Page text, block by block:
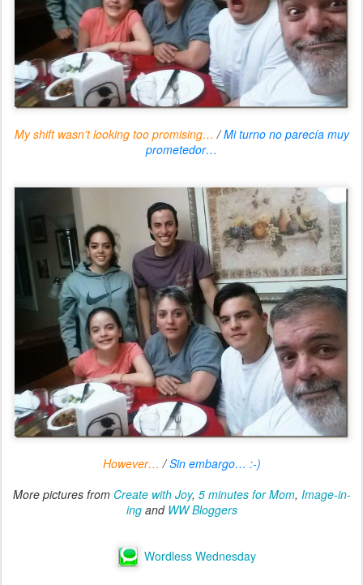
My shift wasn’t looking too promising… /Mi turno no parecía muy
prometedor…
However… /Sin embargo… :-)
More pictures from Create with Joy, 5 minutes for Mom, Image-in-
ing and WW Bloggers
Wordless Wednesday